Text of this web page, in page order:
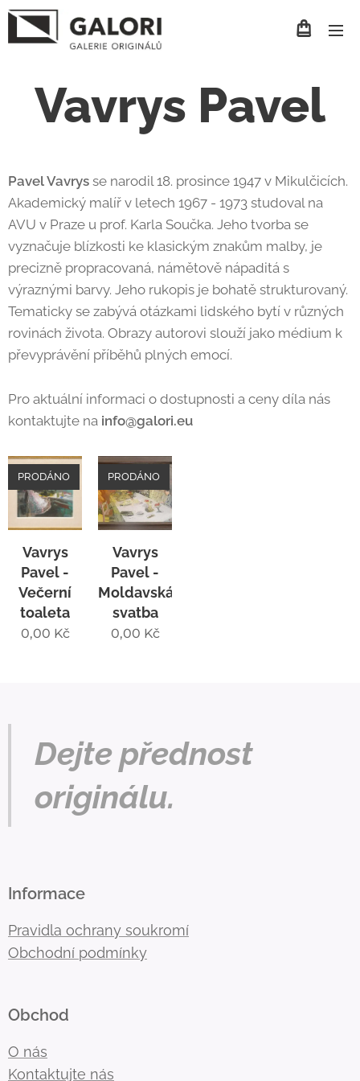
Vavrys Pavel
Pavel Vavrys se narodil 18. prosince 1947 v Mikulčicích.
Akademický malíř v letech 1967 - 1973 studoval na
AVU v Praze u prof. Karla Součka. Jeho tvorba se
vyznačuje blízkosti ke klasickým znakům malby, je
precizně propracovaná, námětově nápaditá s
výraznými barvy. Jeho rukopis je bohatě strukturovaný.
Tematicky se zabývá otázkami lidského bytí v různých
rovinách života. Obrazy autorovi slouží jako médium k
převyprávění příběhů plných emocí.
Pro aktuální informaci o dostupnosti a ceny díla nás
kontaktujte na info@galori.eu
Vavrys
Pavel -
Večerní
toaleta
PRODÁNO
0,00 Kč
Vavrys
Pavel -
Moldavská
svatba
PRODÁNO
0,00 Kč
Dejte přednost
originálu.
Informace
Pravidla ochrany soukromí
Obchodní podmínky
Obchod
O nás
Kontaktujte nás